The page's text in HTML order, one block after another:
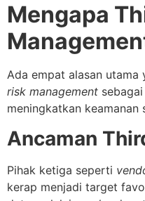
Mengapa
Ada empat alasan utama
risk management
meningkatkan keamanan
Ancaman
Pihak ketiga seperti
kerap menjadi target